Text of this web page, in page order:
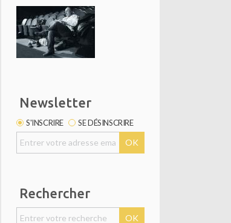
Newsletter
S'INSCRIRE SE DÉSINSCRIRE
Rechercher